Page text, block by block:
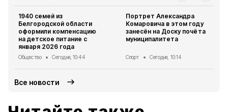
1940 семей из
Белгородской области
оформили компенсацию
на детское питание с
января 2026 года
Общество Сегодня, 10:44
Портрет Александра
Комаровича в этом году
занесён на Доску почёта
муниципалитета
Спорт Сегодня, 10:14
Все новости